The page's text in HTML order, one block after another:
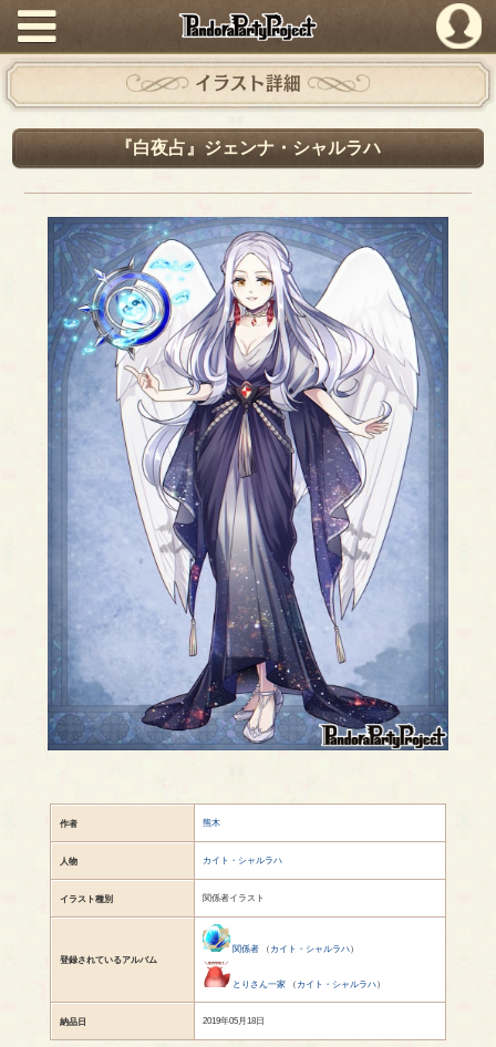
PandoraPartyProject
イラスト詳細
『白夜占』ジェンナ・シャルラハ
作者 熊木
人物 カイト・シャルラハ
イラスト種別 関係者イラスト
登録されているアルバム
関係者（ カイト・シャルラハ）
とりさん一家（ カイト・シャルラハ）
納品日 2019年05月18日